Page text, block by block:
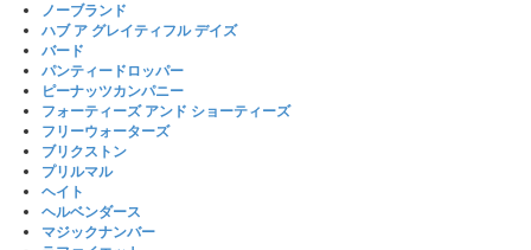
ノーブランド
ハブ ア グレイティフル デイズ
バード
パンティードロッパー
ピーナッツカンパニー
フォーティーズ アンド ショーティーズ
フリーウォーターズ
ブリクストン
プリルマル
ヘイト
ヘルベンダース
マジックナンバー